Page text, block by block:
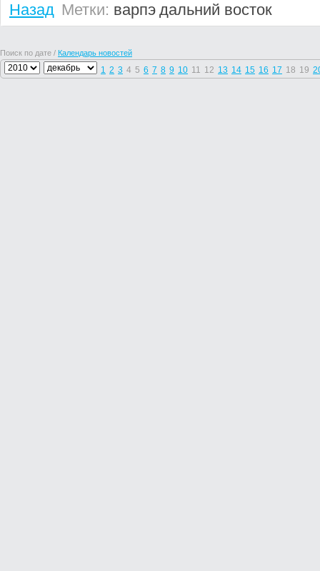
Назад Метки: варпэ дальний восток
Поиск по дате / Календарь новостей
1 2 3 4 5 6 7 8 9 10 11 12 13 14 15 16 17 18 19